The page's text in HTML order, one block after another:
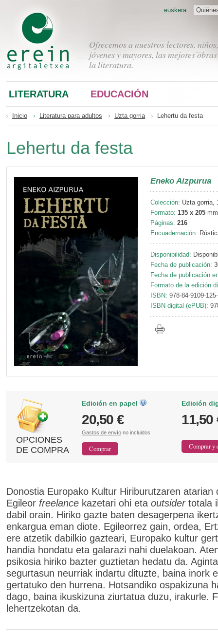
Ofrecemos a nuestros lectores, niños,
jóvenes y mayores, las mejores
la literatura.
euskera
LITERATURA EDUCACIÓN
Inicio Literatura para adultos Uzta gorria Lehertu da festa
Lehertu da festa
Eneko Aizpurua
Colección: Uzta gorria,
Formato: 135 x 205 mm
Páginas: 216
Encuadernación:
Disponibilidad:
Fecha de publicación:
Fecha de publicación
Formato de la edición
ISBN: 978-84-9109-
ISBN digital (ePUB):
OPCIONES
DE COMPRA
Edición en papel
20,50 €
Gastos de envío no incluidos
Edición
11,50
Donostia Europako Kultur Hiriburutzaren atarian
Egileor freelance kazetari ohi eta outsidertotala
dabil orain. Hiriko gazte baten desagerpena
enkargua eman diote. Egileorrez gain, ordea,
ere atzetik dabilkio gazteari, Europako kultur
handia hondatu eta galarazi nahi duelakoan.
psikosia hiriko bazter guztietan hedatu da.
segurtasun neurriak indartu dituzte, baina inork
gertatuko den hurrena. Hotsandiko ospakizuna
dago, baina ikuskizuna ziurtatua duzu, irakurle.
lehertzekotan da.